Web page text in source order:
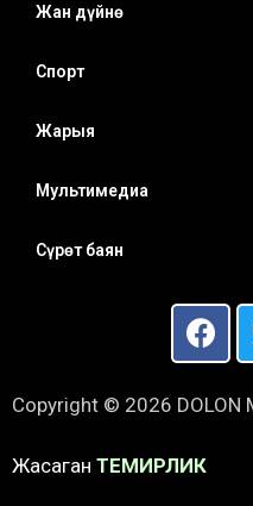
Жан дүйнө
Спорт
Жарыя
Мультимедиа
Сүрөт баян
Copyright © 2026 DOLON
Жасаган ТЕМИРЛИК